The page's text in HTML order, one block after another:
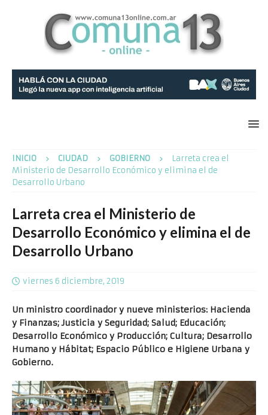
INICIO CIUDAD GOBIERNO
Larreta crea el
Ministerio de Desarrollo Económico y elimina el de
Desarrollo Urbano
Larreta crea el Ministerio de
Desarrollo Económico y elimina el de
Desarrollo Urbano
viernes 6 diciembre, 2019
Un ministro coordinador y nueve ministerios: Hacienda
y Finanzas; Justicia y Seguridad; Salud; Educación;
Desarrollo Económico y Producción; Cultura; Desarrollo
Humano y Hábitat; Espacio Público e Higiene Urbana y
Gobierno.